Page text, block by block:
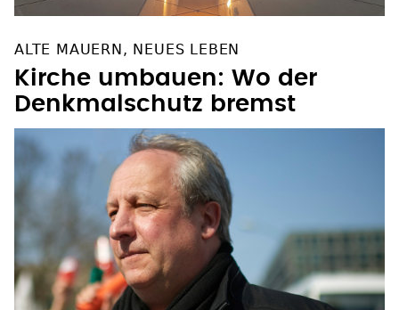
ALTE MAUERN, NEUES LEBEN
Kirche umbauen: Wo der
Denkmalschutz bremst